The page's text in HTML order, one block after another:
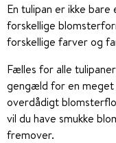
En tulipan er ikke bare
forskellige
forskellige farver og
Fælles for alle
gengæld for en meget
overdådigt
vil du have smukke
fremover.